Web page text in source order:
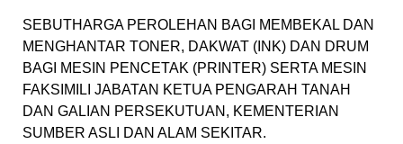
SEBUTHARGA PEROLEHAN BAGI MEMBEKAL DAN
MENGHANTAR TONER, DAKWAT (INK) DAN DRUM
BAGI MESIN PENCETAK (PRINTER) SERTA MESIN
FAKSIMILI JABATAN KETUA PENGARAH TANAH
DAN GALIAN PERSEKUTUAN, KEMENTERIAN
SUMBER ASLI DAN ALAM SEKITAR.